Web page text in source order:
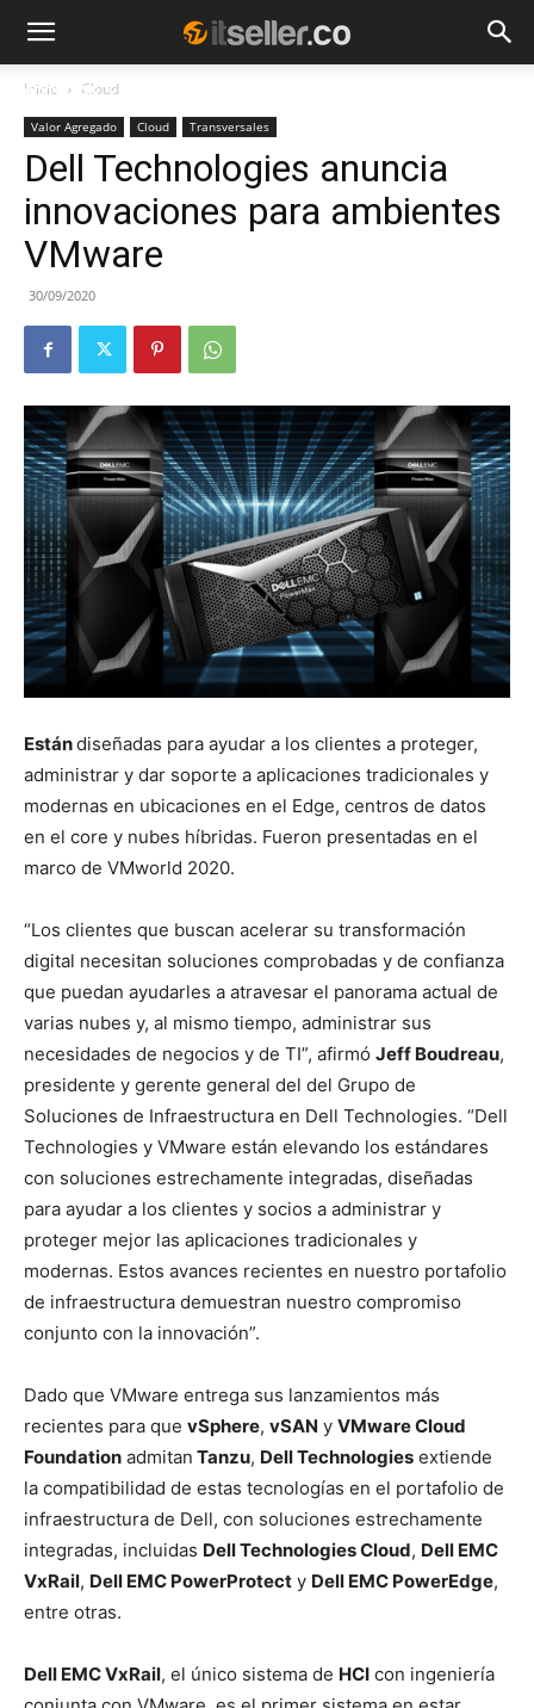
NOTICIAS
Inicio Cloud
Valor Agregado Cloud Transversales
Dell Technologies anuncia
innovaciones para ambientes
VMware
30/09/2020
Estándiseñadas para ayudar a los clientes a proteger,
administrar y dar soporte a aplicaciones tradicionales y
modernas en ubicaciones en el Edge, centros de datos
en el core y nubes híbridas. Fueron presentadas en el
marco de VMworld 2020.
“Los clientes que buscan acelerar su transformación
digital necesitan soluciones comprobadas y de confianza
que puedan ayudarles a atravesar el panorama actual de
varias nubes y, al mismo tiempo, administrar sus
necesidades de negocios y de TI”, afirmó Jeff Boudreau,
presidente y gerente general del del Grupo de
Soluciones de Infraestructura en Dell Technologies. “Dell
Technologies y VMware están elevando los estándares
con soluciones estrechamente integradas, diseñadas
para ayudar a los clientes y socios a administrar y
proteger mejor las aplicaciones tradicionales y
modernas. Estos avances recientes en nuestro portafolio
de infraestructura demuestran nuestro compromiso
conjunto con la innovación”.
Dado que VMware entrega sus lanzamientos más
recientes para que vSphere, vSAN y VMware Cloud
Foundation admitan Tanzu, Dell Technologies extiende
la compatibilidad de estas tecnologías en el portafolio de
infraestructura de Dell, con soluciones estrechamente
integradas, incluidas Dell Technologies Cloud, Dell EMC
VxRail, Dell EMC PowerProtect y Dell EMC PowerEdge,
entre otras.
Dell EMC VxRail, el único sistema de HCI con ingeniería